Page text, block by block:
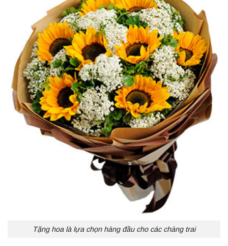
Tặng hoa là lựa chọn hàng đầu cho các chàng trai